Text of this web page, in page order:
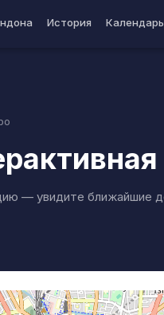
История Календарь
— увидите ближайшие